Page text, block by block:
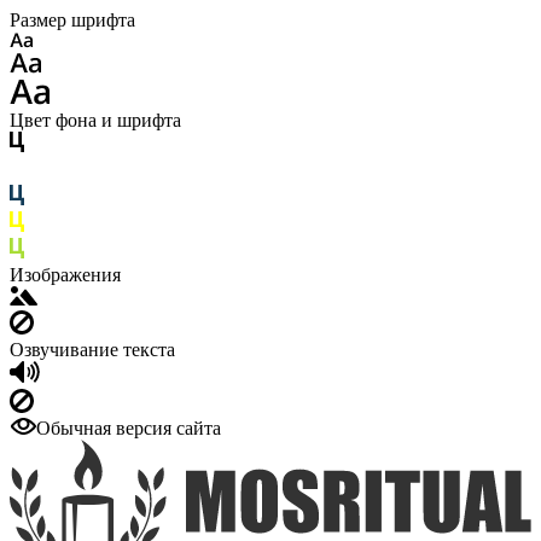
Размер шрифта
Цвет фона и шрифта
Изображения
Озвучивание текста
Обычная версия сайта